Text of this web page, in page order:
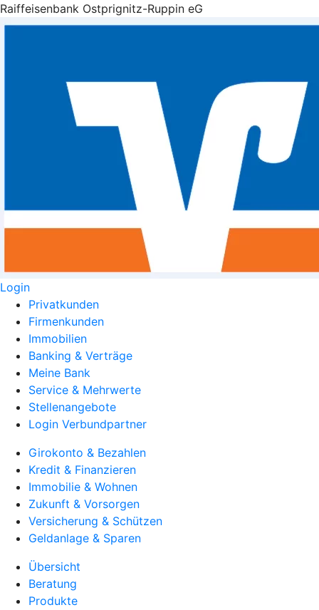
Raiffeisenbank Ostprignitz-Ruppin eG
Login
Privatkunden
Firmenkunden
Immobilien
Banking & Verträge
Meine Bank
Service & Mehrwerte
Stellenangebote
Login Verbundpartner
Girokonto & Bezahlen
Kredit & Finanzieren
Immobilie & Wohnen
Zukunft & Vorsorgen
Versicherung & Schützen
Geldanlage & Sparen
Übersicht
Beratung
Produkte